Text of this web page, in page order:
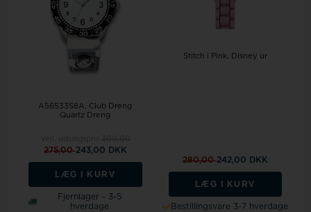
A56533S8A, Club Dreng
Quartz Dreng
275,00243,00 DKK
LÆG I KURV
Fjernlager - 3-5
hverdage
Stitch i Pink, Disney ur
280,00242,00 DKK
LÆG I KURV
Bestillingsvare 3-7 hverdage